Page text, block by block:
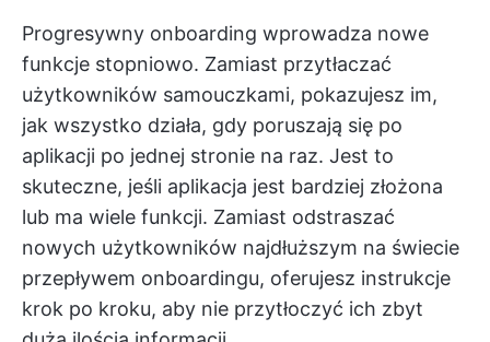
Progresywny onboarding wprowadza nowe
funkcje stopniowo. Zamiast przytłaczać
użytkowników samouczkami, pokazujesz im,
jak wszystko działa, gdy poruszają się po
aplikacji po jednej stronie na raz. Jest to
skuteczne, jeśli aplikacja jest bardziej złożona
lub ma wiele funkcji. Zamiast odstraszać
nowych użytkowników najdłuższym na świecie
przepływem onboardingu, oferujesz instrukcje
krok po kroku, aby nie przytłoczyć ich zbyt